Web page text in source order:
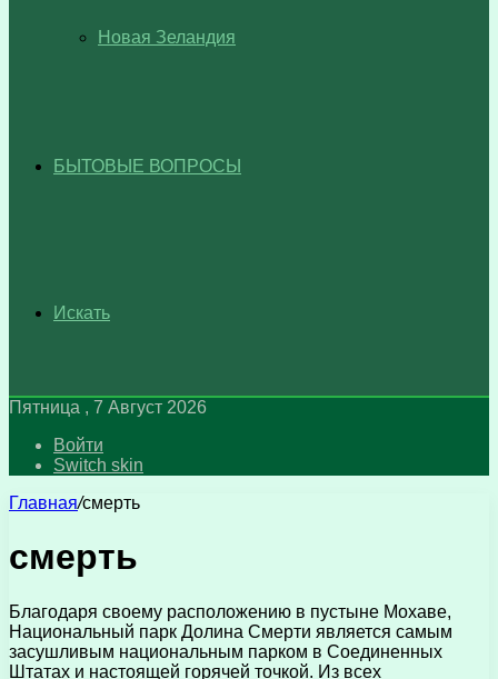
Новая Зеландия
БЫТОВЫЕ ВОПРОСЫ
Искать
Пятница , 7 Август 2026
Войти
Switch skin
Главная/смерть
смерть
Благодаря своему расположению в пустыне Мохаве,
Национальный парк Долина Смерти является самым
засушливым национальным парком в Соединенных
Штатах и ​​настоящей горячей точкой. Из всех